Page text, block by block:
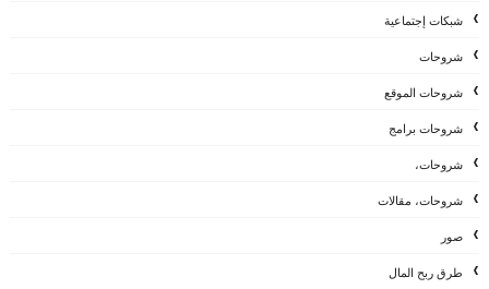
شبكات إجتماعية
شروحات
شروحات الموقع
شروحات برامج
شروحات،
شروحات، مقالات
صور
طرق ربح المال